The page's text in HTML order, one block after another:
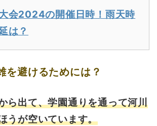
会2024の開催日時！雨天時
は？
を避けるためには？
ら出て、学園通りを通って河川
うが空いています。